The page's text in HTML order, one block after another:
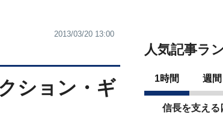
2013/03/20 13:00
ション・ギ
人気記事ラ
1時間 週間
信長を支える